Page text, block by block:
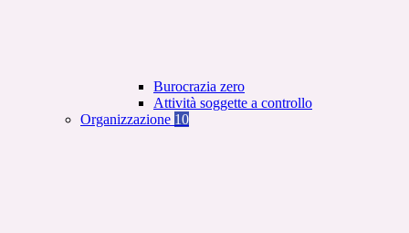
Burocrazia zero
Attività soggette a controllo
Organizzazione 10